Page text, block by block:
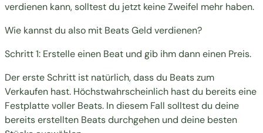
verdienen kann, solltest du jetzt keine Zweifel mehr haben.
Wie kannst du also mit Beats Geld verdienen?
Schritt 1: Erstelle einen Beat und gib ihm dann einen Preis.
Der erste Schritt ist natürlich, dass du Beats zum
Verkaufen hast. Höchstwahrscheinlich hast du bereits eine
Festplatte voller Beats. In diesem Fall solltest du deine
bereits erstellten Beats durchgehen und deine besten